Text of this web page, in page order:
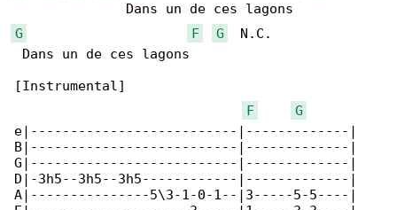
G
F G
  N.C.
Dans un de ces lagons
[Instrumental]
F
G
e|--------------------------|-------------|
B|--------------------------|-------------|
G|--------------------------|-------------|
D|-3h5--3h5--3h5------------|-------------|
A|---------------5\3-1-0-1--|3-----5-5----|